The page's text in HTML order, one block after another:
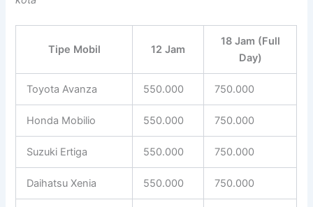
Tipe Mobil 12 Jam
18 Jam (Full
Day)
Toyota Avanza 550.000 750.000
Honda Mobilio 550.000 750.000
Suzuki Ertiga 550.000 750.000
Daihatsu Xenia 550.000 750.000